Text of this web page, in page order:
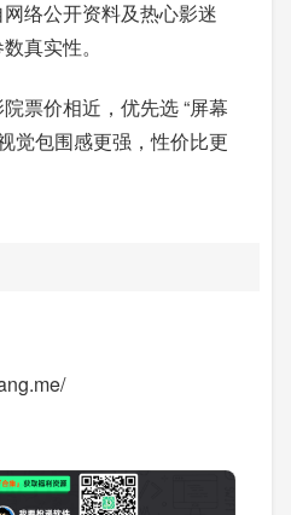
络公开资料及热心影迷
真实性。
票价相近，优先选 “屏幕
觉包围感更强，性价比更